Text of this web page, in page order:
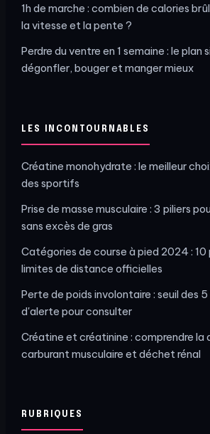
1h de marche : combien de calories
la vitesse et la pente ?
Perdre du ventre en 1 semaine : le plan
dégonfler, bouger et manger mieux
LES INCONTOURNABLES
Créatine monohydrate : le meilleur
des sportifs
Prise de masse musculaire : 3 piliers
sans excès de gras
Catégories de course à pied 2024 :
limites de distance officielles
Perte de poids involontaire : seuil des
d'alerte pour consulter
Créatine et créatinine : comprendre la
carburant musculaire et déchet rénal
RUBRIQUES